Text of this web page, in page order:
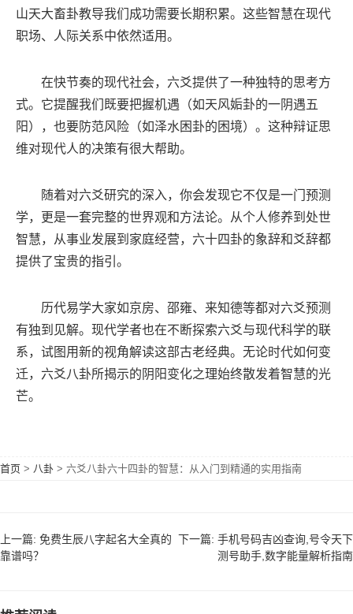
山天大畜卦教导我们成功需要长期积累。这些智慧在现代
职场、人际关系中依然适用。
在快节奏的现代社会，六爻提供了一种独特的思考方
式。它提醒我们既要把握机遇（如天风姤卦的一阴遇五
阳），也要防范风险（如泽水困卦的困境）。这种辩证思
维对现代人的决策有很大帮助。
随着对六爻研究的深入，你会发现它不仅是一门预测
学，更是一套完整的世界观和方法论。从个人修养到处世
智慧，从事业发展到家庭经营，六十四卦的象辞和爻辞都
提供了宝贵的指引。
历代易学大家如京房、邵雍、来知德等都对六爻预测
有独到见解。现代学者也在不断探索六爻与现代科学的联
系，试图用新的视角解读这部古老经典。无论时代如何变
迁，六爻八卦所揭示的阴阳变化之理始终散发着智慧的光
芒。
首页 > 八卦 > 六爻八卦六十四卦的智慧：从入门到精通的实用指南
上一篇: 免费生辰八字起名大全真的
靠谱吗？
下一篇: 手机号码吉凶查询,号令天下
测号助手,数字能量解析指南